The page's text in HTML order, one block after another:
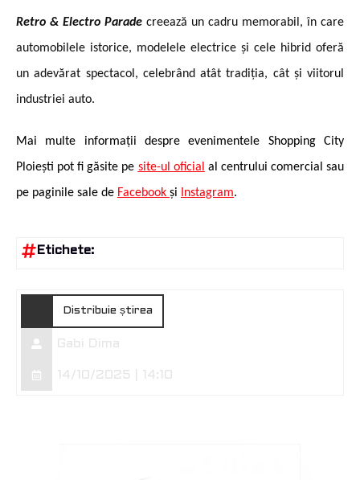
Retro & Electro Parade creează un cadru memorabil, în care
automobilele istorice, modelele electrice și cele hibrid oferă
un adevărat spectacol, celebrând atât tradiția, cât și viitorul
industriei auto.
Mai multe informații despre evenimentele Shopping City
Ploiești pot fi găsite pe site-ul oficial al centrului comercial sau
pe paginile sale de Facebook și Instagram.
Etichete:
Distribuie știrea
Gabi Dima
14/10/2025 | 14:10